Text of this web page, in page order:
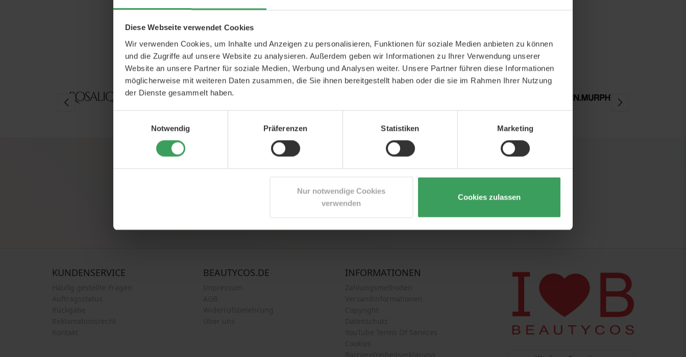
Diese Webseite verwendet Cookies
Wir verwenden Cookies, um Inhalte und Anzeigen zu personalisieren, Funktionen für soziale Medien anbieten zu können
und die Zugriffe auf unsere Website zu analysieren. Außerdem geben wir Informationen zu Ihrer Verwendung unserer
Website an unsere Partner für soziale Medien, Werbung und Analysen weiter. Unsere Partner führen diese Informationen
möglicherweise mit weiteren Daten zusammen, die Sie ihnen bereitgestellt haben oder die sie im Rahmen Ihrer Nutzung
der Dienste gesammelt haben.
Notwendig
Präferenzen Statistiken Marketing
Nur notwendige Cookies
verwenden
Cookies zulassen
Jetzt Beauty News abonnieren
Melden Sie sich für unseren Newsletter an und erhalten Sie als Erster scharfe Angebote, Neuigkeiten und Inspirationen
Anmelden
KUNDENSERVICE BEAUTYCOS.DE INFORMATIONEN